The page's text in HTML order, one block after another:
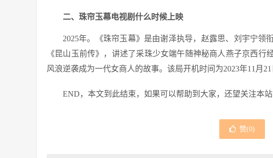
二、珠帘玉幕电视剧什么时候上映
2025年。《珠帘玉幕》是由谢泽执导，赵露思、刘宇宁领
《昆山玉前传》，讲述了采珠少女端午随神秘商人燕子京西
风浪逆袭成为一代女商人的故事。该局开机时间为2023年11月
END，本文到此结束，如果可以帮助到大家，还望关注本站
赞(0)